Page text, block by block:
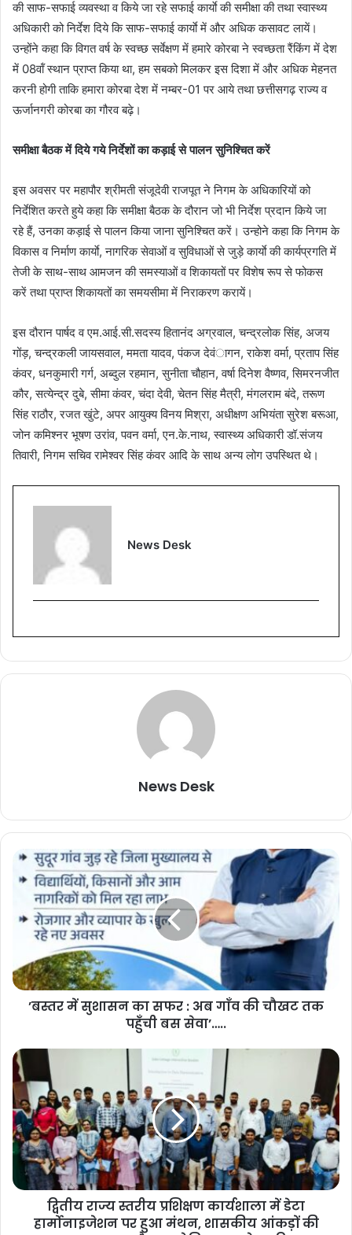
की साफ-सफाई व्यवस्था व किये जा रहे सफाई कार्याे की समीक्षा की तथा स्वास्थ्य
अधिकारी को निर्देश दिये कि साफ-सफाई कार्याे में और अधिक कसावट लायें।
उन्होंने कहा कि विगत वर्ष के स्वच्छ सर्वेक्षण में हमारे कोरबा ने स्वच्छता रैंकिंग में देश
में 08वॉं स्थान प्राप्त किया था, हम सबको मिलकर इस दिशा में और अधिक मेहनत
करनी होगी ताकि हमारा कोरबा देश में नम्बर-01 पर आये तथा छत्तीसगढ़ राज्य व
ऊर्जानगरी कोरबा का गौरव बढ़े।
समीक्षा बैठक में दिये गये निर्देशों का कड़ाई से पालन सुनिश्चित करें
इस अवसर पर महापौर श्रीमती संजूदेवी राजपूत ने निगम के अधिकारियों को
निर्देशित करते हुये कहा कि समीक्षा बैठक के दौरान जो भी निर्देश प्रदान किये जा
रहे हैं, उनका कड़ाई से पालन किया जाना सुनिश्चित करें। उन्होने कहा कि निगम के
विकास व निर्माण कार्याे, नागरिक सेवाओं व सुविधाओं से जुड़े कार्याे की कार्यप्रगति में
तेजी के साथ-साथ आमजन की समस्याओं व शिकायतों पर विशेष रूप से फोकस
करें तथा प्राप्त शिकायतों का समयसीमा में निराकरण करायें।
इस दौरान पार्षद व एम.आई.सी.सदस्य हितानंद अग्रवाल, चन्द्रलोक सिंह, अजय
गोंड़, चन्द्रकली जायसवाल, ममता यादव, पंकज देवंागन, राकेश वर्मा, प्रताप सिंह
कंवर, धनकुमारी गर्ग, अब्दुल रहमान, सुनीता चौहान, वर्षा दिनेश वैष्णव, सिमरनजीत
कौर, सत्येन्द्र दुबे, सीमा कंवर, चंदा देवी, चेतन सिंह मैत्री, मंगलराम बंदे, तरूण
सिंह राठौर, रजत खुंटे, अपर आयुक्य विनय मिश्रा, अधीक्षण अभियंता सुरेश बरूआ,
जोन कमिश्नर भूषण उरांव, पवन वर्मा, एन.के.नाथ, स्वास्थ्य अधिकारी डॉ.संजय
तिवारी, निगम सचिव रामेश्वर सिंह कंवर आदि के साथ अन्य लोग उपस्थित थे।
News Desk
News Desk
’बस्तर में सुशासन का सफर : अब गाँव की चौखट तक
पहुँची बस सेवा’…..
द्वितीय राज्य स्तरीय प्रशिक्षण कार्यशाला में डेटा
हार्मोनाइजेशन पर हुआ मंथन, शासकीय आंकड़ों की